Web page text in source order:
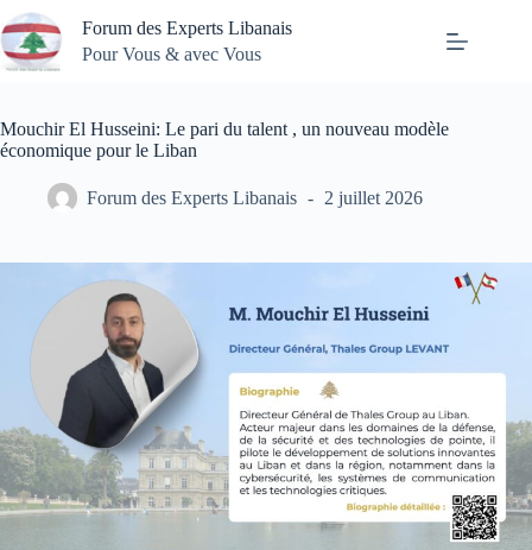
Passer
au
contenu
Forum des Experts Libanais
Pour Vous & avec Vous
Mouchir El Husseini: Le pari du talent , un nouveau modèle
économique pour le Liban
Forum des Experts Libanais 2 juillet 2026